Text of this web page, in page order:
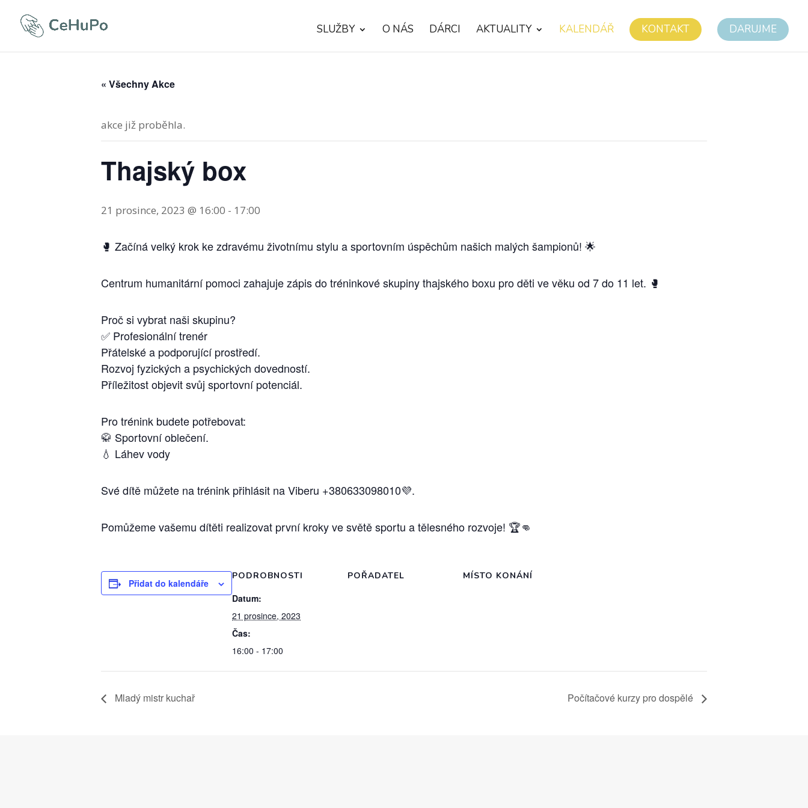
SLUŽBY O NÁS DÁRCI AKTUALITY KALENDÁŘ KONTAKT DARUJME
« Všechny Akce
akce již proběhla.
Thajský box
21 prosince, 2023 @ 16:00 - 17:00
🥊 Začíná velký krok ke zdravému životnímu stylu a sportovním úspěchům našich malých šampionů! 🌟
Centrum humanitární pomoci zahajuje zápis do tréninkové skupiny thajského boxu pro děti ve věku od 7 do 11 let. 🥊
Proč si vybrat naši skupinu?
✅ Profesionální trenér
Přátelské a podporující prostředí.
Rozvoj fyzických a psychických dovedností.
Příležitost objevit svůj sportovní potenciál.
Pro trénink budete potřebovat:
🥋 Sportovní oblečení.
💧 Láhev vody
Své dítě můžete na trénink přihlásit na Viberu +380633098010💜.
Pomůžeme vašemu dítěti realizovat první kroky ve světě sportu a tělesného rozvoje! 🏆👊
Přidat do kalendáře
PODROBNOSTI
Datum:
21 prosince, 2023
Čas:
16:00 - 17:00
POŘADATEL MÍSTO KONÁNÍ
Mladý mistr kuchař Počítačové kurzy pro dospělé